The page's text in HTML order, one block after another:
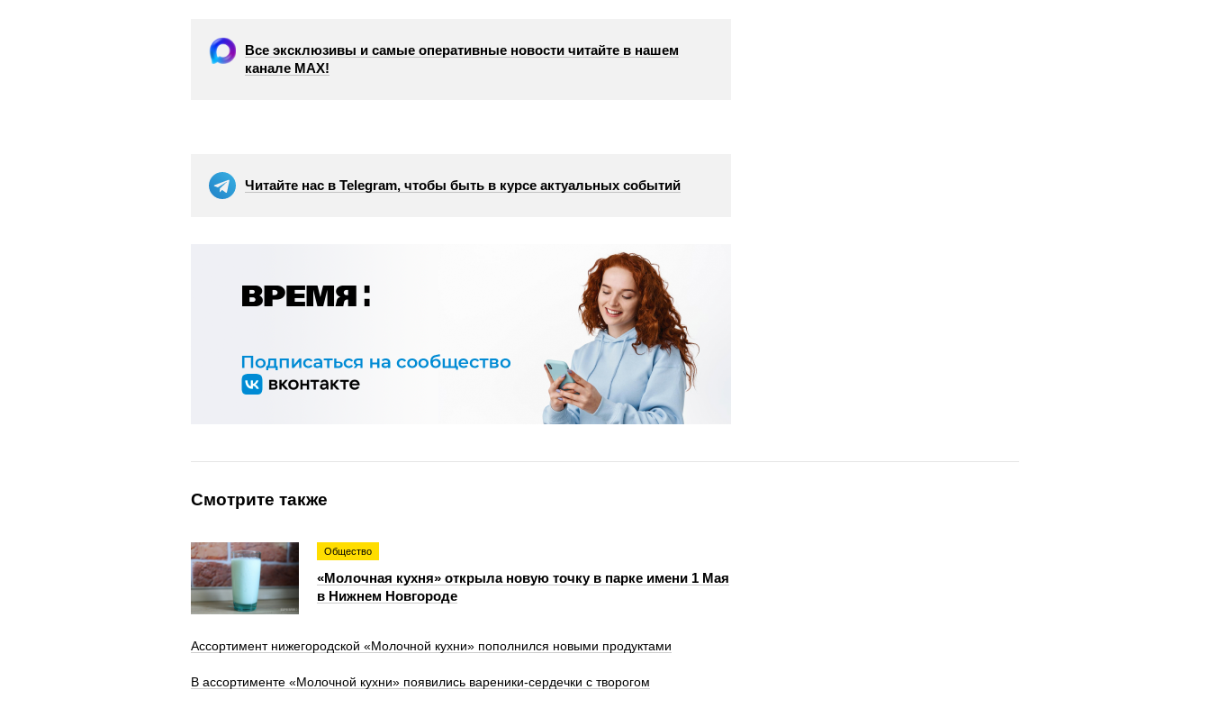
Все эксклюзивы и самые оперативные новости читайте в нашем
канале МАХ!
Читайте нас в Telegram, чтобы быть в курсе актуальных событий
Смотрите также
Общество
«Молочная кухня» открыла новую точку в парке имени 1 Мая
в Нижнем Новгороде
Ассортимент нижегородской «Молочной кухни» пополнился новыми продуктами
В ассортименте «Молочной кухни» появились вареники-сердечки с творогом